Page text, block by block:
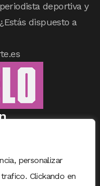
personalizar
Clickando en
deportiva y
dispuesto a